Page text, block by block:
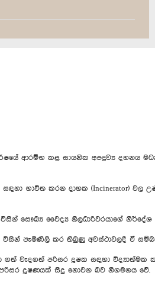
කළ සායනික අපද්‍රව්‍ය දහනය
කරන දාහක (Incinerator) වල
සෞඛ්‍ය වෛද්‍ය නිලධාරිවරයාගේ නිර්දේශ
විසින් පැමිණිලි කර තිබුණු අවස්ථාවලදී ඒ
වැදගත් පරිසර දූෂක සඳහා විද්‍යාත්මක
දූෂණයක් සිදු නොවන බව නිගමනය වේ.